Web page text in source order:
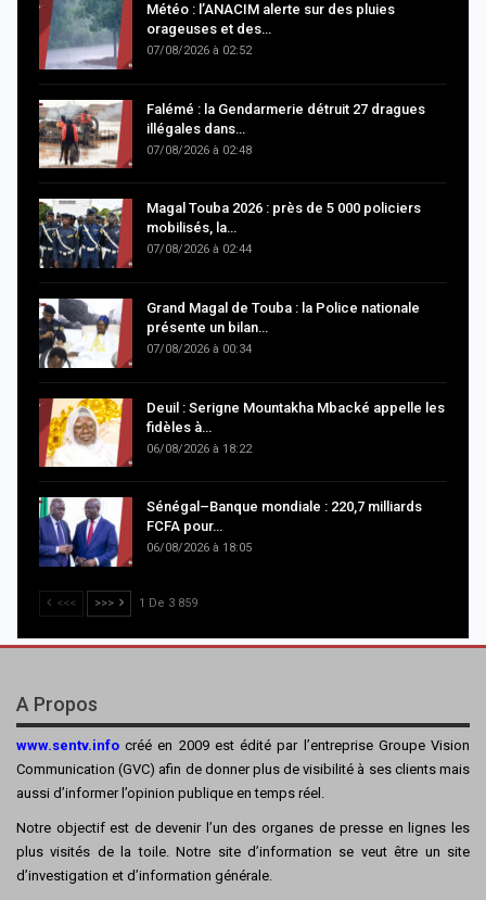
Météo : l’ANACIM alerte sur des pluies
orageuses et des…
07/08/2026 à 02:52
Falémé : la Gendarmerie détruit 27 dragues
illégales dans…
07/08/2026 à 02:48
Magal Touba 2026 : près de 5 000 policiers
mobilisés, la…
07/08/2026 à 02:44
Grand Magal de Touba : la Police nationale
présente un bilan…
07/08/2026 à 00:34
Deuil : Serigne Mountakha Mbacké appelle les
fidèles à…
06/08/2026 à 18:22
Sénégal–Banque mondiale : 220,7 milliards
FCFA pour…
06/08/2026 à 18:05
<<< >>> 1 De 3 859
A Propos
www.sentv.info créé en 2009 est édité par l’entreprise Groupe Vision
Communication (GVC) afin de donner plus de visibilité à ses clients mais
aussi d’informer l’opinion publique en temps réel.
Notre objectif est de devenir l’un des organes de presse en lignes les
plus visités de la toile. Notre site d’information se veut être un site
d’investigation et d’information générale.